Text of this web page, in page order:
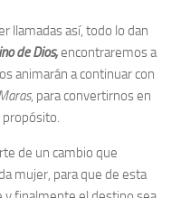
llamadas así, todo lo dan
de Dios,encontraremos a
animarán a continuar con
, para convertirnos en
de un cambio que
mujer, para que de esta